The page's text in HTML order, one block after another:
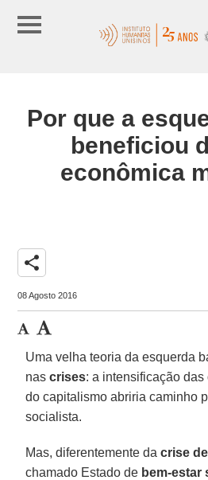
Por que a
beneficiou
econômica
share
08 Agosto 2016
Uma velha teoria da esquerda
nascrises: a intensificação
do capitalismo abriria caminho
socialista.
Mas, diferentemente da crise
chamado Estado de bem-estar